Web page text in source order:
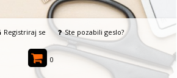
Registriraj se Ste pozabili geslo?
0